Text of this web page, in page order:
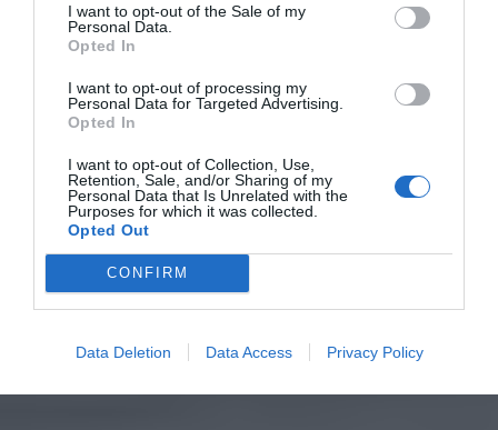
I want to opt-out of the Sale of my
Personal Data.
Opted In
I want to opt-out of processing my
Personal Data for Targeted Advertising.
Opted In
I want to opt-out of Collection, Use,
Retention, Sale, and/or Sharing of my
Personal Data that Is Unrelated with the
Purposes for which it was collected.
Opted Out
CONFIRM
Data Deletion Data Access Privacy Policy